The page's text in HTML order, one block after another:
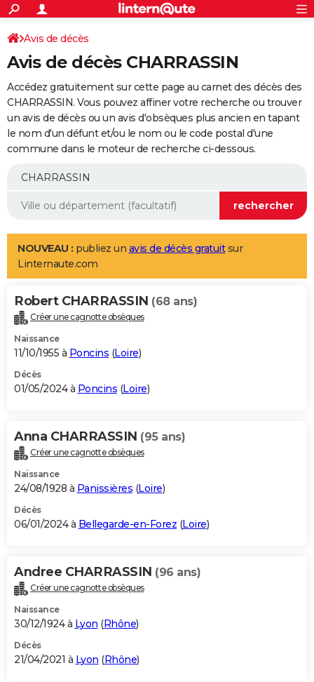
ACTUALITÉS
Politique
Société
Faits Divers
Education
Monde
Villes
+
SPORT
Coupe du monde 2026
Football
Tennis
Cyclisme
Rugby
Forum
Programme TV
TNT
Streaming
Cinéma
Sorties cinéma
Musique
+
FINANCE
Impôts
Immobilier
Risques naturels par ville
Banque
Assurance
Crédit
AUTO
Essais
Réserver un essai
Citadines
Berlines
SUV
Forum auto
+
Mobiles
Meilleur smartphone
Internet
Ordinateurs
Jeux vidéo
Guide high-tech
Aménagement intérieur
LIFESTYLE
Art de vivre
Bien-être
Loisirs
Mode
Modes de vie
Alimentation
Guide de la santé
Maladies
Médicaments
Sommeil
VOYAGE
Destinations
City break
Voyage nature
Voyage de noces
Forum
Climat
+PHOTO
GUIDES D'ACHAT
BONS PLANS
Carte de Noël
Carte Bonne année
Carte Saint-Valentin
Carte Pâques
Carte d'anniversaire
DICTIONNAIRE
Dictionnaire
Biographies
Citations
Expressions
Proverbes
PROGRAMME TV
S'inscrire
Se connecter
Lycées
Collèges
Primaires
Universités
Entreprises
Service militaire
Avis de recherche
AVIS DE DÉCÈS
Bricolage
Lifestyle
Culture
Sport
Auto
Television
Voyage
Cinema
Avis de décès
Avis de décès CHARRASSIN
Accédez gratuitement sur cette page au carnet des décès des
CHARRASSIN. Vous pouvez affiner votre recherche ou trouver
un avis de décès ou un avis d'obsèques plus ancien en tapant
le nom d'un défunt et/ou le nom ou le code postal d'une
commune dans le moteur de recherche ci-dessous.
NOUVEAU : publiez un avis de décès gratuitsur
Linternaute.com
Robert CHARRASSIN (68 ans)
Créer une cagnotte obsèques
Naissance
11/10/1955 à Poncins (Loire)
Décès
01/05/2024 à Poncins (Loire)
Anna CHARRASSIN (95 ans)
Créer une cagnotte obsèques
Naissance
24/08/1928 à Panissières (Loire)
Décès
06/01/2024 à Bellegarde-en-Forez (Loire)
Andree CHARRASSIN (96 ans)
Créer une cagnotte obsèques
Naissance
30/12/1924 à Lyon (Rhône)
Décès
21/04/2021 à Lyon (Rhône)